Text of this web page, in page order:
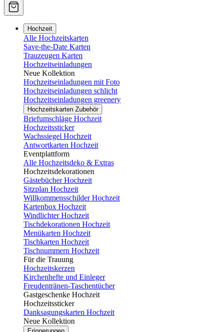
Hochzeit
Alle Hochzeitskarten
Save-the-Date Karten
Trauzeugen Karten
Hochzeitseinladungen
Neue Kollektion
Hochzeitseinladungen mit Foto
Hochzeitseinladungen schlicht
Hochzeitseinladungen greenery
Hochzeitskarten Zubehör
Briefumschläge Hochzeit
Hochzeitssticker
Wachssiegel Hochzeit
Antwortkarten Hochzeit
Eventplattform
Alle Hochzeitsdeko & Extras
Hochzeitsdekorationen
Gästebücher Hochzeit
Sitzplan Hochzeit
Willkommensschilder Hochzeit
Kartenbox Hochzeit
Windlichter Hochzeit
Tischdekorationen Hochzeit
Menükarten Hochzeit
Tischkarten Hochzeit
Tischnummern Hochzeit
Für die Trauung
Hochzeitskerzen
Kirchenhefte und Einleger
Freudentränen-Taschentücher
Gastgeschenke Hochzeit
Hochzeitssticker
Danksagungskarten Hochzeit
Neue Kollektion